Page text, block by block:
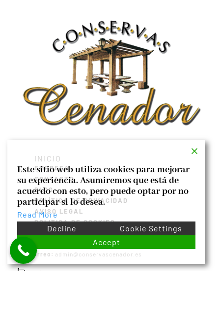
INICIO
EMPRESA
CONTACTO
BLOG
POLÍTICA DE PRIVACIDAD
AVISO LEGAL
POLITICA DE COOKIES
Correo: admin@conservascenador.es
Teléfono:
Este sitio web utiliza cookies para mejorar
su experiencia. Asumiremos que está de
acuerdo con esto, pero puede optar por no
participar si lo desea.
Read More
Decline
Cookie Settings
Accept